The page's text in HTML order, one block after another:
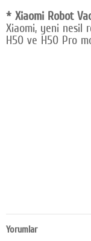
* Xiaomi Robot
Xiaomi, yeni nesil
H50 ve H50 Pro
Yorumlar